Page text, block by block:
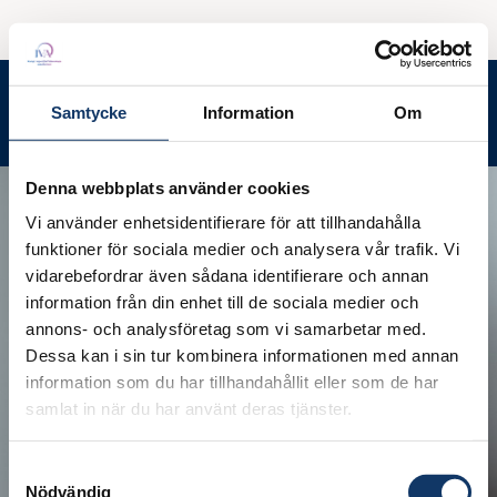
Samtycke Information Om
Denna webbplats använder cookies
Vi använder enhetsidentifierare för att tillhandahålla
funktioner för sociala medier och analysera vår trafik. Vi
vidarebefordrar även sådana identifierare och annan
information från din enhet till de sociala medier och
annons- och analysföretag som vi samarbetar med.
Dessa kan i sin tur kombinera informationen med annan
information som du har tillhandahållit eller som de har
samlat in när du har använt deras tjänster.
Nödvändig
Search Menu